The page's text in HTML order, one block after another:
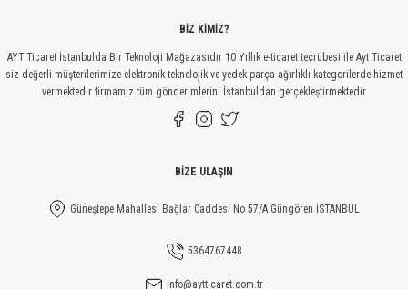
Gönder
BİZ KİMİZ?
AYT Ticaret İstanbulda Bir Teknoloji Mağazasıdır 10 Yıllık e-ticaret tecrübesi ile Ayt Ticaret
siz değerli müşterilerimize elektronik teknelojik ve yedek parça ağırlıklı kategorilerde hizmet
vermektedir firmamız tüm gönderimlerini İstanbuldan gerçekleştirmektedir
BİZE ULAŞIN
Güneştepe Mahallesi Bağlar Caddesi No 57/A Güngören İSTANBUL
5364767448
info@aytticaret.com.tr